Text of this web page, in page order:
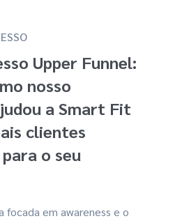
Upper Funnel:
nosso
a Smart Fit
clientes
o seu
focada em awareness e o